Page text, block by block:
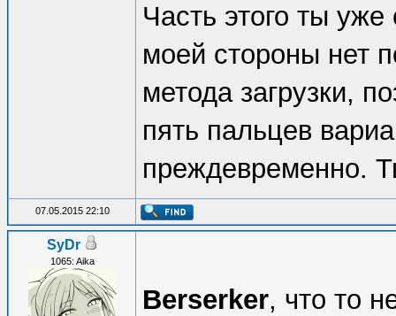
Часть этого ты
моей стороны нет
метода загрузки,
пять пальцев
преждевременно.
07.05.2015 22:10
SyDr
1065: Aika
Berserker, что то